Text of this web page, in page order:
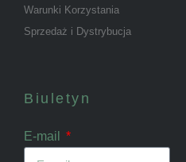
Warunki Korzystania
Sprzedaż i Dystrybucja
Biuletyn
E-mail